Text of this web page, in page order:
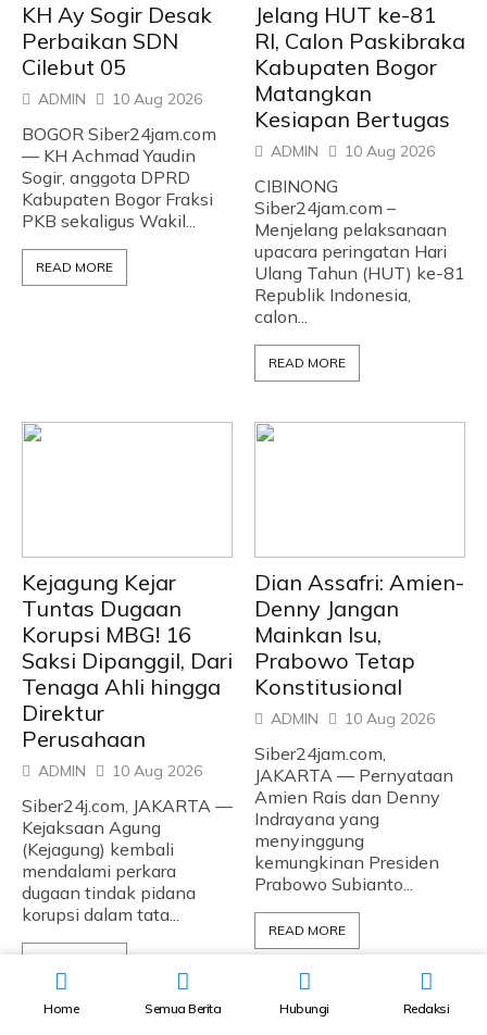
KH Ay Sogir Desak
Perbaikan SDN
Cilebut 05
ADMIN 10 Aug 2026
BOGOR Siber24jam.com
— KH Achmad Yaudin
Sogir, anggota DPRD
Kabupaten Bogor Fraksi
PKB sekaligus Wakil...
READ MORE
Jelang HUT ke-81
RI, Calon Paskibraka
Kabupaten Bogor
Matangkan
Kesiapan Bertugas
ADMIN 10 Aug 2026
CIBINONG
Siber24jam.com –
Menjelang pelaksanaan
upacara peringatan Hari
Ulang Tahun (HUT) ke-81
Republik Indonesia,
calon...
READ MORE
Kejagung Kejar
Tuntas Dugaan
Korupsi MBG! 16
Saksi Dipanggil, Dari
Tenaga Ahli hingga
Direktur
Perusahaan
ADMIN 10 Aug 2026
Siber24j.com, JAKARTA —
Kejaksaan Agung
(Kejagung) kembali
mendalami perkara
dugaan tindak pidana
korupsi dalam tata...
Dian Assafri: Amien-
Denny Jangan
Mainkan Isu,
Prabowo Tetap
Konstitusional
ADMIN 10 Aug 2026
Siber24jam.com,
JAKARTA — Pernyataan
Amien Rais dan Denny
Indrayana yang
menyinggung
kemungkinan Presiden
Prabowo Subianto...
READ MORE
Home Semua Berita Hubungi Redaksi